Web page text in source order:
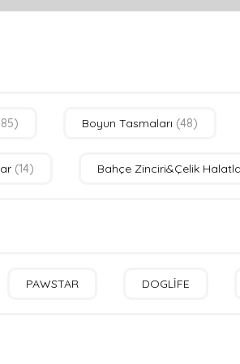
Boyun Tasmaları (48)
(14) Bahçe Zinciri&Çelik
PAWSTAR DOGLİFE